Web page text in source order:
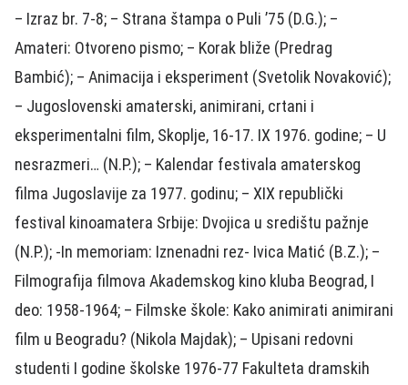
– Izraz br. 7-8; – Strana štampa o Puli ’75 (D.G.); –
Amateri: Otvoreno pismo; – Korak bliže (Predrag
Bambić); – Animacija i eksperiment (Svetolik Novaković);
– Jugoslovenski amaterski, animirani, crtani i
eksperimentalni film, Skoplje, 16-17. IX 1976. godine; – U
nesrazmeri… (N.P.); – Kalendar festivala amaterskog
filma Jugoslavije za 1977. godinu; – XIX republički
festival kinoamatera Srbije: Dvojica u središtu pažnje
(N.P.); -In memoriam: Iznenadni rez- Ivica Matić (B.Z.); –
Filmografija filmova Akademskog kino kluba Beograd, I
deo: 1958-1964; – Filmske škole: Kako animirati animirani
film u Beogradu? (Nikola Majdak); – Upisani redovni
studenti I godine školske 1976-77 Fakulteta dramskih